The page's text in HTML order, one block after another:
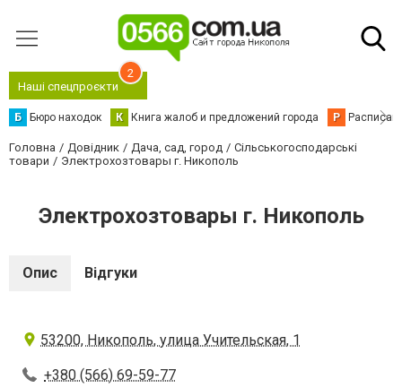
Наші спецпроєкти
2
Б Бюро находок К Книга жалоб и предложений города Р
Головна Довідник Дача, сад, город
Сільськогосподарські
товари
Электрохозтовары г. Никополь
Электрохозтовары г. Никополь
Опис Відгуки
53200, Никополь, улица Учительская, 1
+380 (566) 69-59-77